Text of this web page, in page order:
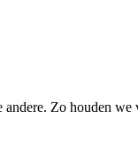
Zo houden we